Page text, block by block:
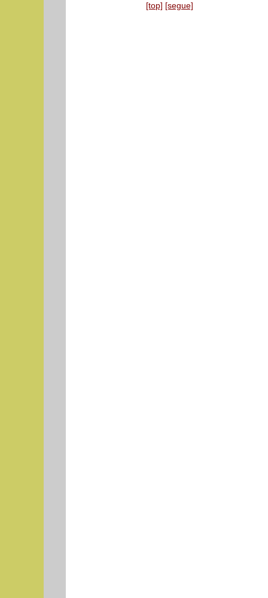
[top] [segue]